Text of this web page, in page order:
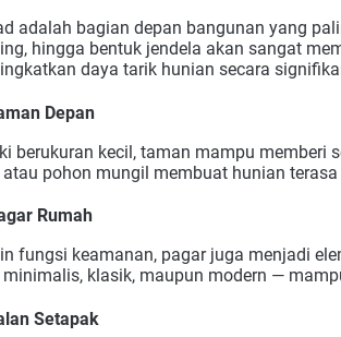
adalah bagian depan bangunan yang
hingga bentuk jendela akan sangat
daya tarik hunian secara
Depan
berukuran kecil, taman mampu memberi
atau pohon mungil membuat hunian
Rumah
fungsi keamanan, pagar juga menjadi
minimalis, klasik, maupun modern —
Setapak